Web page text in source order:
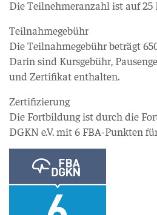
Die Teilnehmeranzahl ist auf 25
Teilnahmegebühr
Die Teilnahmegebühr beträgt
Darin sind Kursgebühr,
und Zertifikat enthalten.
Zertifizierung
Die Fortbildung ist durch die
DGKN e.V. mit 6 FBA-Punkten